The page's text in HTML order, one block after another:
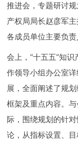
推进会，专题研讨
产权局局长赵彦军
各成员单位主要负责
会上，“十五五”知
作领导小组办公室
展，全面阐述了规
框架及重点内容。
际，围绕规划的针
论，从指标设置、